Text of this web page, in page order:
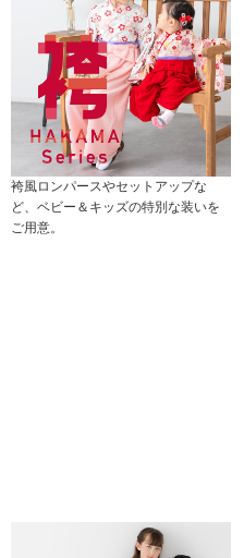
袴風ロンパースやセットアップな
ど、ベビー＆キッズの特別な装いを
ご用意。